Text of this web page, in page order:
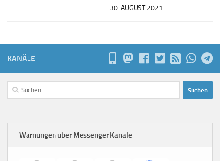
30. AUGUST 2021
KANÄLE
Suchen
nach:
Warnungen über Messenger Kanäle